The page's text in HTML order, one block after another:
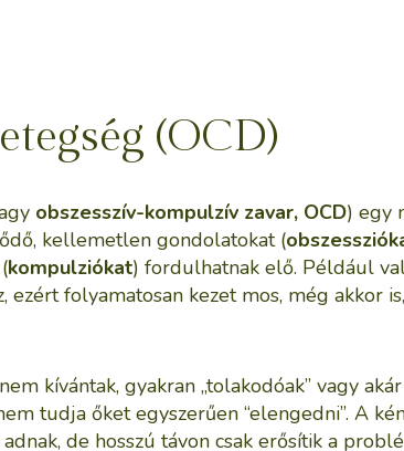
(OCD)
obszesszív-kompulzív zavar, OCD) egy
kellemetlen gondolatokat (
kompulziókat) fordulhatnak elő. Például
ezért folyamatosan kezet mos, még akkor
kívántak, gyakran „tolakodóak” vagy
tudja őket egyszerűen “elengedni”. A
de hosszú távon csak erősítik a